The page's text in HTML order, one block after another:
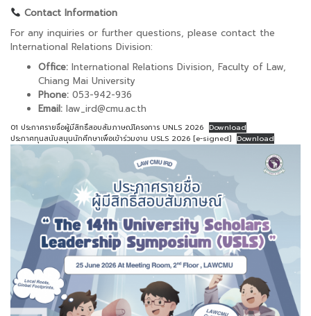
Contact Information
For any inquiries or further questions, please contact the
International Relations Division:
Office: International Relations Division, Faculty of Law,
Chiang Mai University
Phone: 053-942-936
Email: law_ird@cmu.ac.th
01 ประกาศรายชื่อผู้มีสิทธิ์สอบสัมภาษณ์โครงการ UNLS 2026 Download
ประกาศทุนสนับสนุนนักศึกษาเพื่อเข้าร่วมงาน USLS 2026 [e-signed] Download